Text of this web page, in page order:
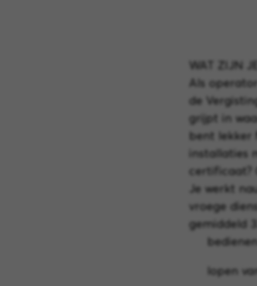
WAT ZIJN
Als
de
grijpt in
bent lekker
installaties
certificaat?
Je werkt
vroege
gemiddeld
lopen